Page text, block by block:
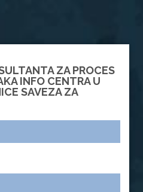
ZA PROCES
INFO CENTRA U
SAVEZA ZA